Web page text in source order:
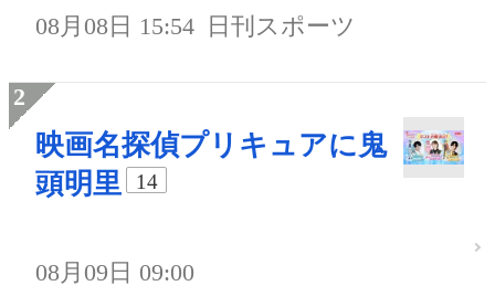
08月08日 15:54 日刊スポーツ
映画名探偵プリキュアに鬼
頭明里
14
08月09日 09:00